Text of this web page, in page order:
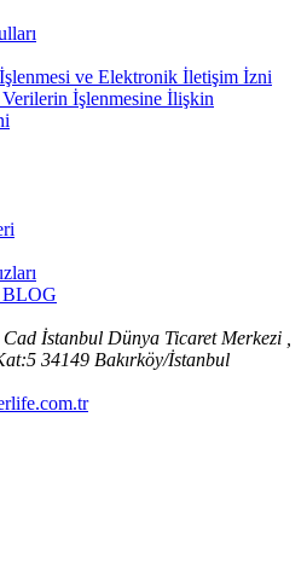
ve Elektronik İletişim İzni
İşlenmesine İlişkin
BLOG
İstanbul Dünya Ticaret Merkezi ,
34149 Bakırköy/İstanbul